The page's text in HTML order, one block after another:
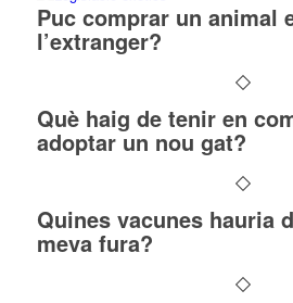
Puc comprar un animal
l’extranger?
Què haig de tenir en
adoptar un nou gat?
Quines vacunes hauria
meva fura?